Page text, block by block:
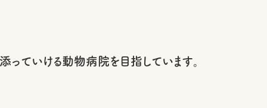
ていける動物病院を目指しています。